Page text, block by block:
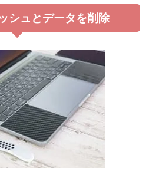
シュとデータを削除